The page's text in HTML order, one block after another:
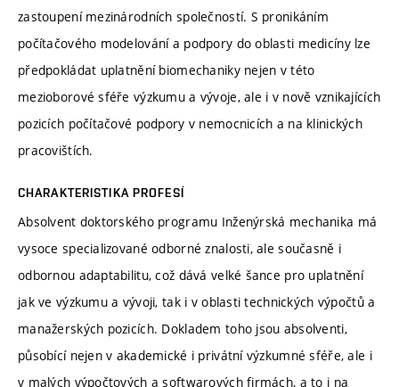
zastoupení mezinárodních společností. S pronikáním
počítačového modelování a podpory do oblasti medicíny lze
předpokládat uplatnění biomechaniky nejen v této
mezioborové sféře výzkumu a vývoje, ale i v nově vznikajících
pozicích počítačové podpory v nemocnicích a na klinických
pracovištích.
CHARAKTERISTIKA PROFESÍ
Absolvent doktorského programu Inženýrská mechanika má
vysoce specializované odborné znalosti, ale současně i
odbornou adaptabilitu, což dává velké šance pro uplatnění
jak ve výzkumu a vývoji, tak i v oblasti technických výpočtů a
manažerských pozicích. Dokladem toho jsou absolventi,
působící nejen v akademické i privátní výzkumné sféře, ale i
v malých výpočtových a softwarových firmách, a to i na